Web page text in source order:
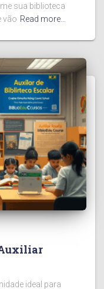
sua biblioteca
vão Read more…
ideal para